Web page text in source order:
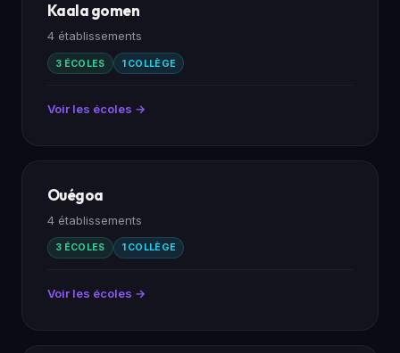
Kaala gomen
4 établissements
3 ÉCOLES 1 COLLÈGE
Voir les écoles →
Ouégoa
4 établissements
3 ÉCOLES 1 COLLÈGE
Voir les écoles →